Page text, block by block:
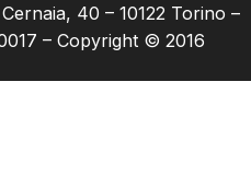
40 – 10122 Torino –
– Copyright © 2016